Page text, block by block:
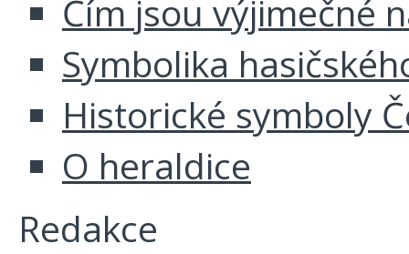
Čím jsou výjimečné
Symbolika
Historické symboly
O heraldice
Redakce